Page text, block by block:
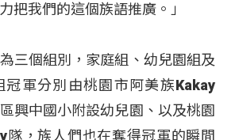
把我們的這個族語推廣。」
三個組別，家庭組、幼兒園組及
冠軍分別由桃園市阿美族Kakay
興中國小附設幼兒園、以及桃園
隊，族人們也在奪得冠軍的瞬間